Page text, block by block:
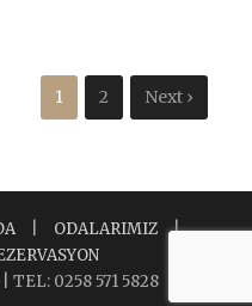
1 2 Next ›
ODALARIMIZ |
0258 571 5828